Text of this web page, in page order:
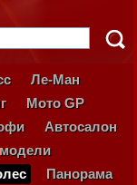
Ле-Ман
Мото GP
Автосалон
Панорама